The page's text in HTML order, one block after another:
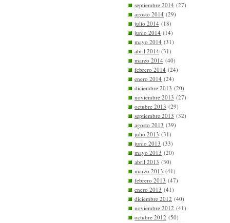
septiembre 2014 (27)
agosto 2014 (29)
julio 2014 (18)
junio 2014 (14)
mayo 2014 (31)
abril 2014 (31)
marzo 2014 (40)
febrero 2014 (24)
enero 2014 (24)
diciembre 2013 (20)
noviembre 2013 (27)
octubre 2013 (29)
septiembre 2013 (32)
agosto 2013 (39)
julio 2013 (31)
junio 2013 (33)
mayo 2013 (20)
abril 2013 (30)
marzo 2013 (41)
febrero 2013 (47)
enero 2013 (41)
diciembre 2012 (40)
noviembre 2012 (41)
octubre 2012 (50)